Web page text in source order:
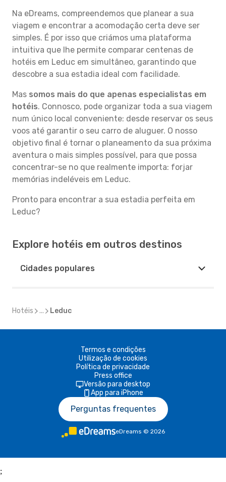
Na eDreams, compreendemos que planear a sua
viagem e encontrar a acomodação certa deve ser
simples. É por isso que criámos uma plataforma
intuitiva que lhe permite comparar centenas de
hotéis em Leduc em simultâneo, garantindo que
descobre a sua estadia ideal com facilidade.
Mas somos mais do que apenas especialistas em
hotéis. Connosco, pode organizar toda a sua viagem
num único local conveniente: desde reservar os seus
voos até garantir o seu carro de aluguer. O nosso
objetivo final é tornar o planeamento da sua próxima
aventura o mais simples possível, para que possa
concentrar-se no que realmente importa: forjar
memórias indeléveis em Leduc.
Pronto para encontrar a sua estadia perfeita em
Leduc?
Explore hotéis em outros destinos
Cidades populares
Hotéis ... Leduc
Termos e condições
Utilização de cookies
Política de privacidade
Press office
Versão para desktop
App para iPhone
Perguntas frequentes
eDreams © 2026
;